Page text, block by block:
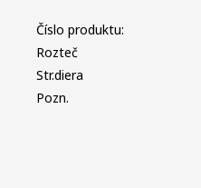
Číslo produktu:
Rozteč
Str.diera
Pozn.